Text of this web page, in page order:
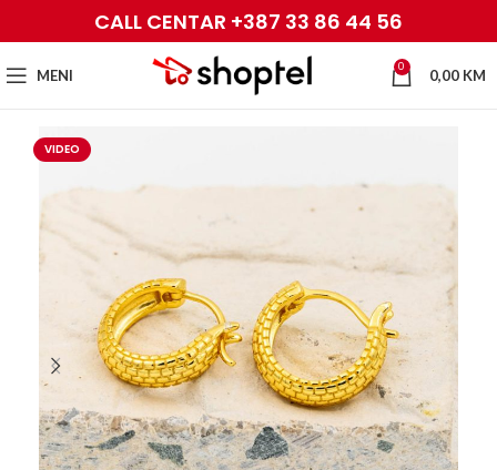
CALL CENTAR +387 33 86 44 56
MENI 0 0,00 KM
VIDEO